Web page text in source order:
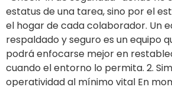
estatus de una tarea, sino por el
el hogar de cada colaborador. Un
respaldado y seguro es un equipo
podrá enfocarse mejor en
cuando el entorno lo permita. 2.
operatividad al mínimo vital En